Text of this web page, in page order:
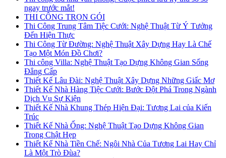
ngay trước mắt!
THI CÔNG TRỌN GÓI
Thi Công Trung Tâm Tiệc Cưới: Nghệ Thuật Từ Ý Tưởng
Đến Hiện Thực
Thi Công Từ Đường: Nghệ Thuật Xây Dựng Hay Là Chế
Tạo Một Món Đồ Chơi?
Thi công Villa: Nghệ Thuật Tạo Dựng Không Gian Sống
Đẳng Cấp
Thiết Kế Lâu Đài: Nghệ Thuật Xây Dựng Những Giấc Mơ
Thiết Kế Nhà Hàng Tiệc Cưới: Bước Đột Phá Trong Ngành
Dịch Vụ Sự Kiện
Thiết Kế Nhà Khung Thép Hiện Đại: Tương Lai của Kiến
Trúc
Thiết Kế Nhà Ống: Nghệ Thuật Tạo Dựng Không Gian
Trong Chật Hẹp
Thiết Kế Nhà Tiền Chế: Ngôi Nhà Của Tương Lai Hay Chỉ
Là Một Trò Đùa?